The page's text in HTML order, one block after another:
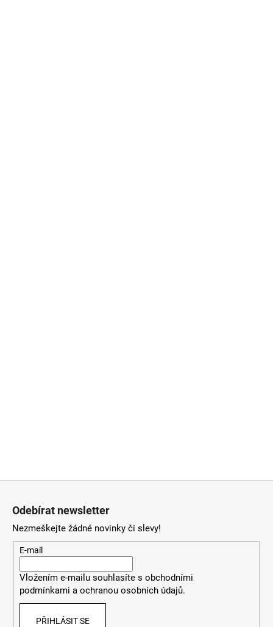
Odebírat newsletter
Nezmeškejte žádné novinky či slevy!
E-mail
Vložením e-mailu souhlasítes obchodními
podmínkami a ochranou osobních údajů.
PŘIHLÁSIT SE